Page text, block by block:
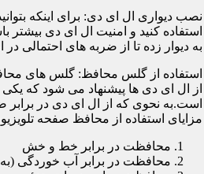
نصب دیواری ال ای دی: برای اینکه
استفاده کنید و امنیت ال ای دی بیشتر
به دیوار زده تا از ضربه های احتمالی در
استفاده از گلس محافظ: گلس های
از ال ای دی ها پیشنهاد می شود که
است.به نحوی که از ال ای دی در
مزایای استفاده از محافظ صفحه
محافظت در برابر خط و خش
محافظت در برابر آب خوردگی